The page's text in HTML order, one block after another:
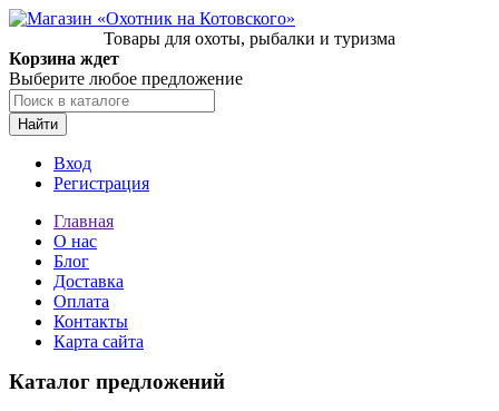
Товары для охоты, рыбалки и туризма
Корзина ждет
Выберите любое предложение
Найти
Вход
Регистрация
Главная
О нас
Блог
Доставка
Оплата
Контакты
Карта сайта
Каталог предложений